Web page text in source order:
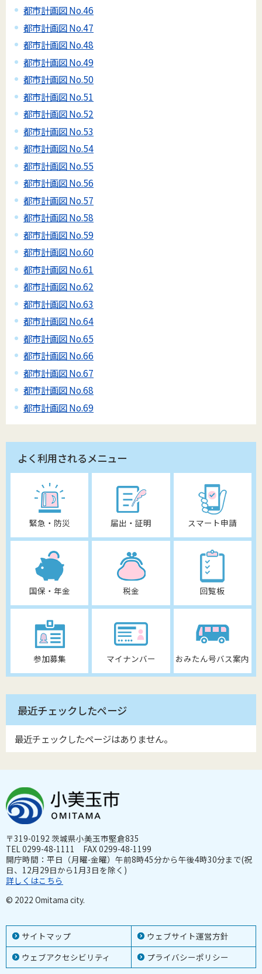
都市計画図 No.46
都市計画図 No.47
都市計画図 No.48
都市計画図 No.49
都市計画図 No.50
都市計画図 No.51
都市計画図 No.52
都市計画図 No.53
都市計画図 No.54
都市計画図 No.55
都市計画図 No.56
都市計画図 No.57
都市計画図 No.58
都市計画図 No.59
都市計画図 No.60
都市計画図 No.61
都市計画図 No.62
都市計画図 No.63
都市計画図 No.64
都市計画図 No.65
都市計画図 No.66
都市計画図 No.67
都市計画図 No.68
都市計画図 No.69
よく利用されるメニュー
緊急・防災 届出・証明 スマート申請
国保・年金 税金 回覧板
参加募集 マイナンバー おみたん号バス案内
最近チェックしたページ
最近チェックしたページはありません。
サイトマップ
ウェブサイト運営方針
ウェブアクセシビリティ
プライバシーポリシー
〒319-0192 茨城県小美玉市堅倉835
TEL 0299-48-1111 FAX 0299-48-1199
開庁時間：平日（月曜-金曜）午前8時45分から午後4時30分まで(祝
日、12月29日から1月3日を除く)
詳しくはこちら
© 2022 Omitama city.